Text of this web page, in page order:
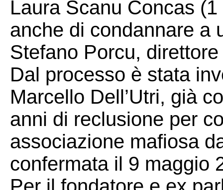
Laura Scanu Concas
anche di condannare a
Stefano Porcu,
Dal processo è stata
Marcello Dell’Utri, già
anni di reclusione per
associazione mafiosa
confermata il 9 maggio